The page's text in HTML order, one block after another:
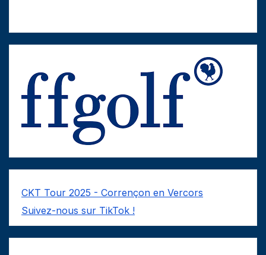
CKT Tour 2025 - Corrençon en Vercors
Suivez-nous sur TikTok !